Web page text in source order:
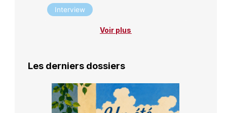
Interview
Voir plus
Les derniers dossiers